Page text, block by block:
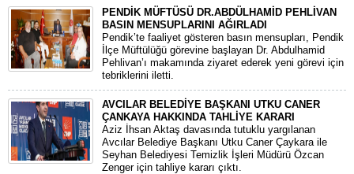
PENDİK MÜFTÜSÜ DR.ABDÜLHAMİD PEHLİVAN
BASIN MENSUPLARINI AĞIRLADI
​Pendik’te faaliyet gösteren basın mensupları, Pendik
İlçe Müftülüğü görevine başlayan Dr. Abdulhamid
Pehlivan’ı makamında ziyaret ederek yeni görevi için
tebriklerini iletti.
AVCILAR BELEDİYE BAŞKANI UTKU CANER
ÇANKAYA HAKKINDA TAHLİYE KARARI
​Aziz İhsan Aktaş davasında tutuklu yargılanan
Avcılar Belediye Başkanı Utku Caner Çaykara ile
Seyhan Belediyesi Temizlik İşleri Müdürü Özcan
Zenger için tahliye kararı çıktı.